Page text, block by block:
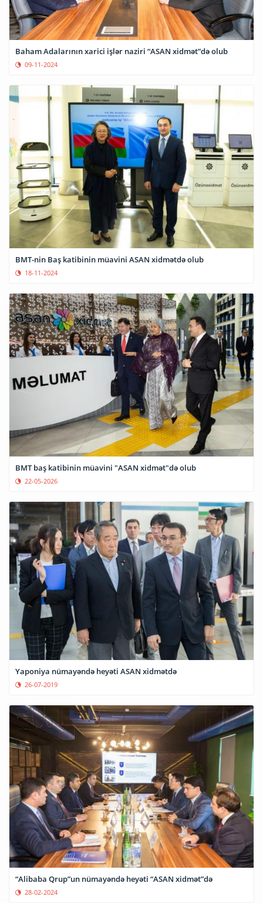
Baham Adalarının xarici işlər naziri “ASAN xidmət”də olub
09-11-2024
BMT-nin Baş katibinin müavini ASAN xidmətdə olub
18-11-2024
BMT baş katibinin müavini "ASAN xidmət"də olub
22-05-2026
Yaponiya nümayəndə heyəti ASAN xidmətdə
26-07-2019
“Alibaba Qrup”un nümayəndə heyəti “ASAN xidmət”də
28-02-2024